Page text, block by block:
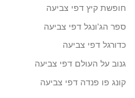
חופשת קיץ דפי צביעה
ספר הג'ונגל דפי צביעה
כדורגל דפי צביעה
גנוב על העולם דפי צביעה
קונג פו פנדה דפי צביעה